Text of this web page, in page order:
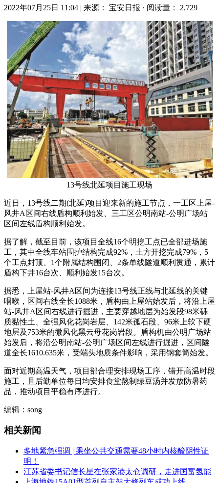
2022年07月25日 11:04 | 来源： 宝安日报 · 阅读量： 2,729
13号线北延项目施工现场
近日，13号线二期(北延)项目迎来新的施工节点，一工区上屋-
风井A区间右线盾构顺利始发、三工区公明南站-公明广场站
区间左线盾构顺利始发。
据了解，截至目前，该项目全线16个明挖工点已全部进场施
工，其中全线车站围护结构完成92%，土方开挖完成79%，5
个工点封顶、1个附属结构围闭、2条单线隧道顺利贯通，累计
盾构下井16台次、顺利始发15台次。
据悉，上屋站-风井A区间为连接13号线正线与北延线的关键
咽喉，区间右线全长1088米，盾构由上屋站始发后，将沿上屋
站-风井A区间右线进行掘进，主要穿越地层为始发段98米砾
质黏性土、全强风化花岗岩层、142米孤石段、96米上软下硬
地层及753米的微风化黑云母花岗岩段。盾构机由公明广场站
始发后，将沿公明南站-公明广场区间左线进行掘进，区间隧
道全长1610.635米，受端头地质条件影响，采用钢套筒始发。
面对近期高温天气，项目部合理安排现场工序，错开高温时段
施工，且后勤单位每日均安排食堂熬制绿豆汤并发放防暑药
品，推动项目平稳有序进行。
编辑：song
相关新闻
多地紧急强调 | 乘坐公共交通需要48小时内核酸阴性证
明！
江苏省委书记信长星在张家港太仓调研，走进国富氢能